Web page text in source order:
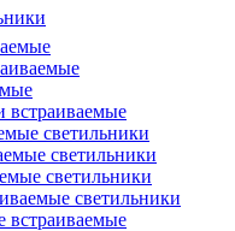
встраиваемые
светильники
светильники
светильники
светильники